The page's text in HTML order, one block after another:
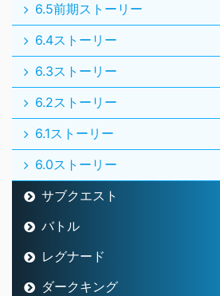
6.5前期ストーリー
6.4ストーリー
6.3ストーリー
6.2ストーリー
6.1ストーリー
6.0ストーリー
サブクエスト
バトル
レグナード
ダークキング